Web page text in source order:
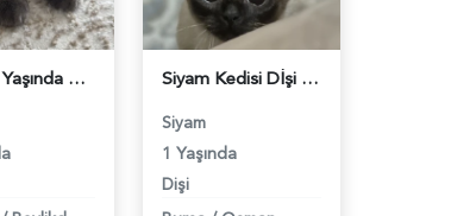
Siyam 6 Yaşında Kızgınlığa Girdi - 118984394 Siyam Kedisi Dİşi Kızgınlıkta - 118984287
Siyam
1 Yaşında
Dişi